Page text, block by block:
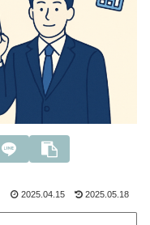
2025.04.15 2025.05.18